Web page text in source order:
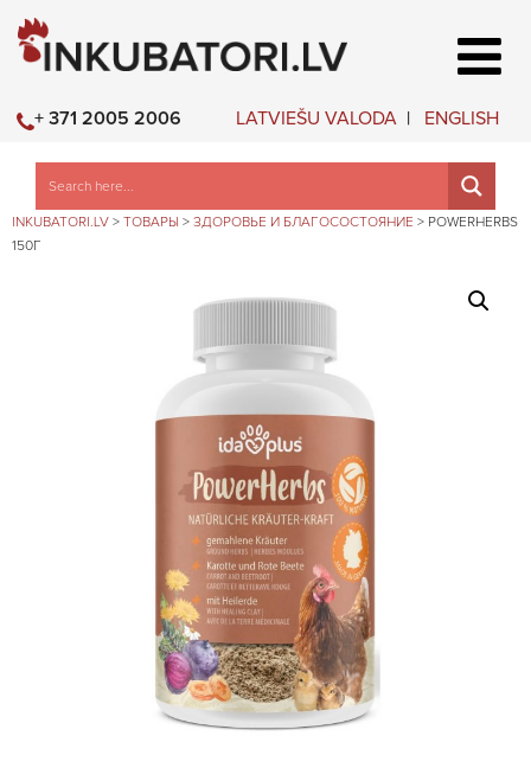
LATVIEŠU VALODA ENGLISH
+ 371 2005 2006
INKUBATORI.LV > ТОВАРЫ > ЗДОРОВЬЕ И БЛАГОСОСТОЯНИЕ > POWERHERBS
150Г